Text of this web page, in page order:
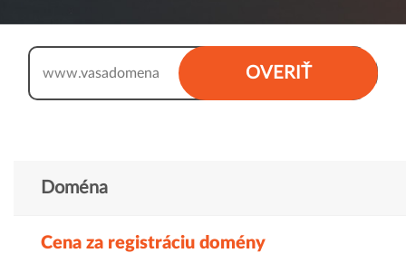
OVERIŤ
www.
Doména
Cena za registráciu domény